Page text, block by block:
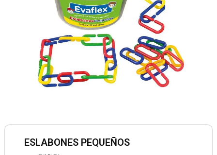
ESLABONES PEQUEÑOS